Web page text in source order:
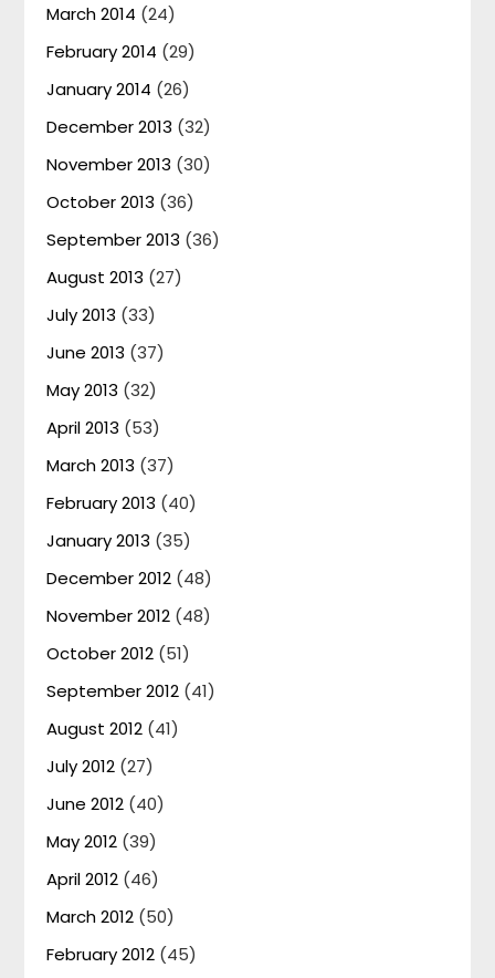
March 2014 (24)
February 2014 (29)
January 2014 (26)
December 2013 (32)
November 2013 (30)
October 2013 (36)
September 2013 (36)
August 2013 (27)
July 2013 (33)
June 2013 (37)
May 2013 (32)
April 2013 (53)
March 2013 (37)
February 2013 (40)
January 2013 (35)
December 2012 (48)
November 2012 (48)
October 2012 (51)
September 2012 (41)
August 2012 (41)
July 2012 (27)
June 2012 (40)
May 2012 (39)
April 2012 (46)
March 2012 (50)
February 2012 (45)